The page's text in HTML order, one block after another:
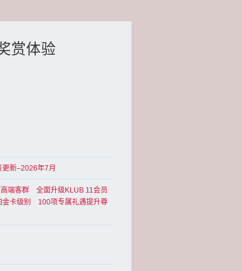
赏体验
新–2026年7月
高端客群 全面升级KLUB 11会员
卡级别 100项专属礼遇提升尊